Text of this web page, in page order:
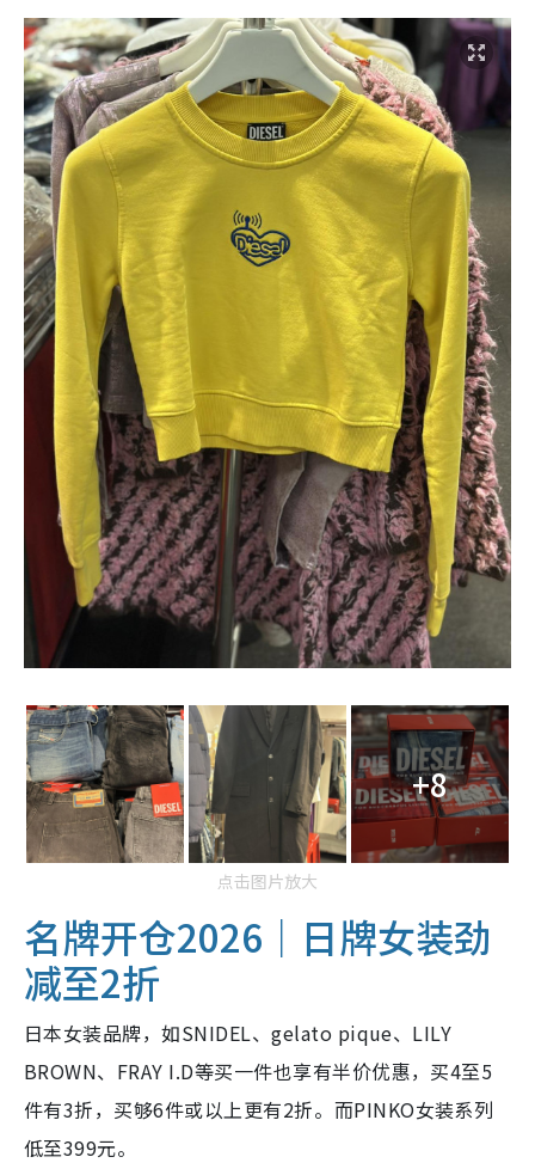
+8
点击图片放大
名牌开仓2026｜日牌女装劲
减至2折
日本女装品牌，如SNIDEL、gelato pique、LILY
BROWN、FRAY I.D等买一件也享有半价优惠，买4至5
件有3折，买够6件或以上更有2折。⁠而PINKO女装系列
低至399元。